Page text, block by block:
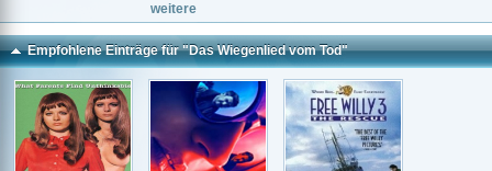
weitere
Empfohlene Einträge für "Das Wiegenlied vom Tod"